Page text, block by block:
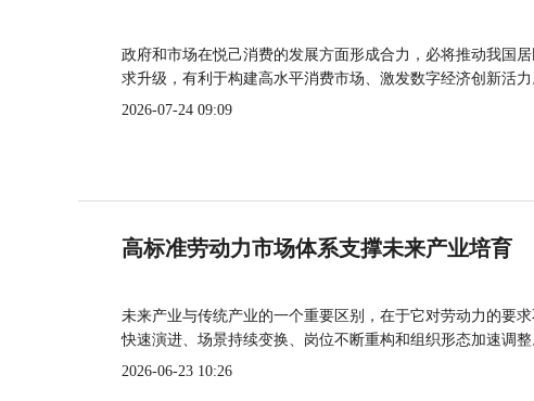
政府和市场在悦己消费的发展方面形成合力，必将推动我国
求升级，有利于构建高水平消费市场、激发数字经济创新活力
2026-07-24 09:09
高标准劳动力市场体系支撑未来产业培育
未来产业与传统产业的一个重要区别，在于它对劳动力的要
快速演进、场景持续变换、岗位不断重构和组织形态加速调整
2026-06-23 10:26